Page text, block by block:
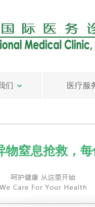
们 医疗服
物窒息抢救，